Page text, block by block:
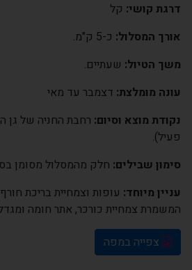
דרגת קושי: קל
אורך המסלול: כ-5 ק"מ.
משך הטיול: שעתיים.
עונה מומלצת: דצמבר עד מאי
נקודת מוצא וסיום: רחבת החניה של גן
פעיל).
סימון שבילים: חלק מהמסלול מסומן
עניין מיוחד: עופות וצמחיית בריכת
המשמרת צמחיית כורכר, אתר חומה
צפייה במפה